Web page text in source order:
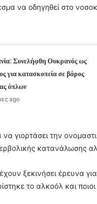
να οδηγηθεί στο
Συνελήφθη Ουκρανός ως
για κατασκοπεία σε βάρος
όπλων
ago
να γιορτάσει την
κατανάλωσης
ξεκινήσει έρευνα
το αλκοόλ και